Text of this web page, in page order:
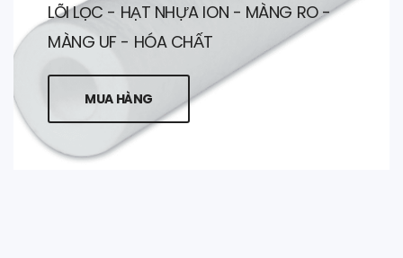
LÕI LỌC - HẠT NHỰA ION - MÀNG RO -
MÀNG UF - HÓA CHẤT
MUA HÀNG